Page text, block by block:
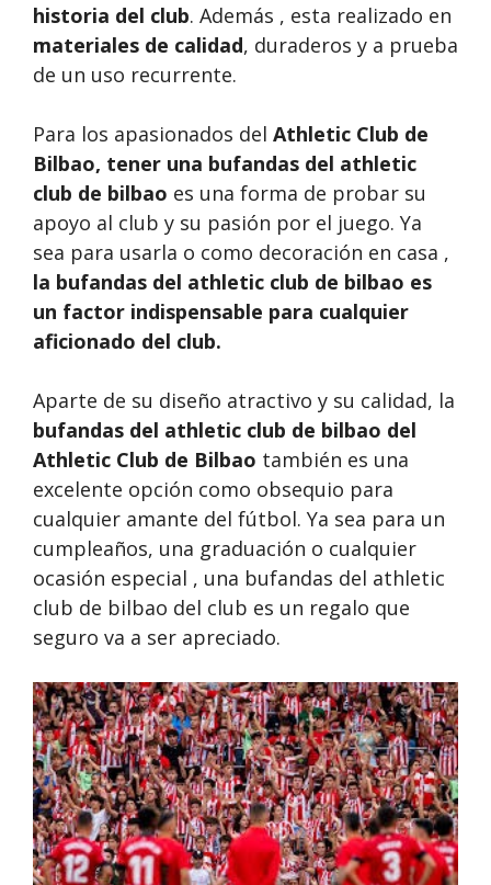
historia del club. Además , esta realizado en
materiales de calidad, duraderos y a prueba
de un uso recurrente.
Para los apasionados del Athletic Club de
Bilbao, tener una bufandas del athletic
club de bilbao es una forma de probar su
apoyo al club y su pasión por el juego. Ya
sea para usarla o como decoración en casa ,
la bufandas del athletic club de bilbao es
un factor indispensable para cualquier
aficionado del club.
Aparte de su diseño atractivo y su calidad, la
bufandas del athletic club de bilbao del
Athletic Club de Bilbao también es una
excelente opción como obsequio para
cualquier amante del fútbol. Ya sea para un
cumpleaños, una graduación o cualquier
ocasión especial , una bufandas del athletic
club de bilbao del club es un regalo que
seguro va a ser apreciado.